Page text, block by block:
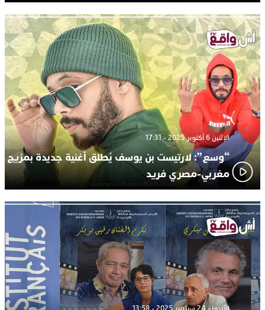
الإثنين 6 أكتوبر 2025 - 17:31
“وسع”: لارتيست بن يوسف يُطلق أغنية جديدة بمزيج
مغربي-مصري فريد